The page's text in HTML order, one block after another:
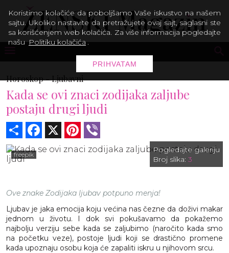
Horoskop -Ljubavni
Kada se ovi znaci zodijaka zaljube
postaju drugi ljudi
Share Facebook Pinterest
freepik
Pogledajte galeriju
Broj slika: 3
Ove znake Zodijaka ljubav potpuno menja!
Ljubav je jaka emocija koju većina nas čezne da doživi makar
jednom u životu. I dok svi pokušavamo da pokažemo
najbolju verziju sebe kada se zaljubimo (naročito kada smo
na početku veze), postoje ljudi koji se drastično promene
kada upoznaju osobu koja će zapaliti iskru u njihovom srcu.
Koristimo kolačiće da poboljšamo Vaše iskustvo na našem
sajtu. Ukoliko nastavite da pretražujete ovaj sajt, saglasni ste
sa korišćenjem web kolačića. Za više informacija pogledajte
našu Politiku kolačića .
PRIHVATAM